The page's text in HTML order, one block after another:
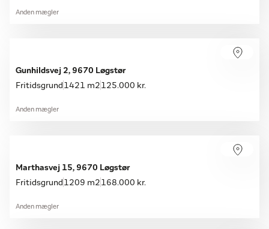
Anden mægler
Gunhildsvej 2, 9670 Løgstør
Fritidsgrund 1421 m2 125.000 kr.
Anden mægler
Marthasvej 15, 9670 Løgstør
Fritidsgrund 1209 m2 168.000 kr.
Anden mægler